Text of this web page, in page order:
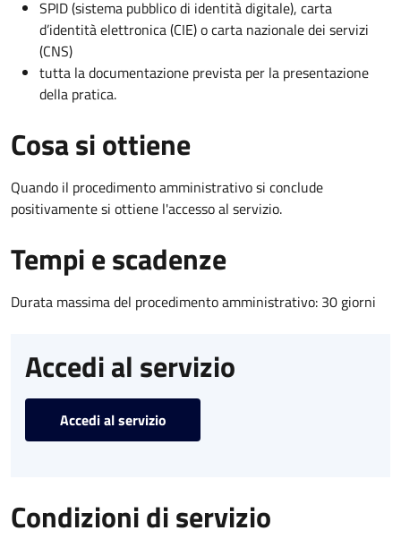
SPID (sistema pubblico di identità digitale), carta
d’identità elettronica (CIE) o carta nazionale dei servizi
(CNS)
tutta la documentazione prevista per la presentazione
della pratica.
Cosa si ottiene
Quando il procedimento amministrativo si conclude
positivamente si ottiene l'accesso al servizio.
Tempi e scadenze
Durata massima del procedimento amministrativo: 30 giorni
Accedi al servizio
Accedi al servizio
Condizioni di servizio